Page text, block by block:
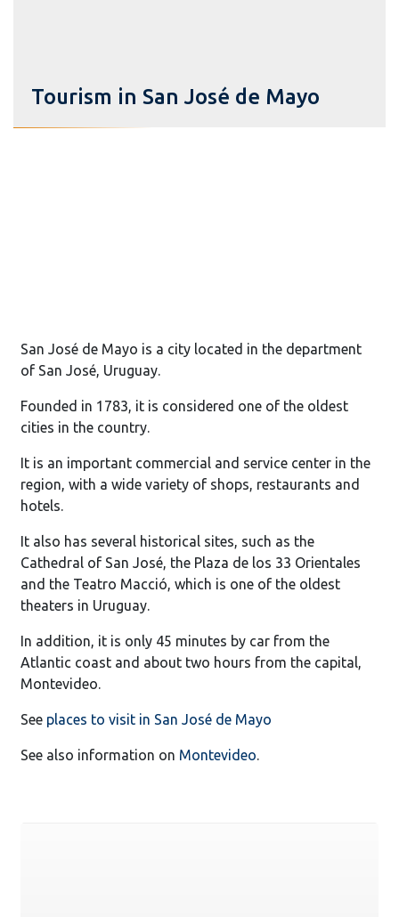
Tourism in San José de Mayo
San José de Mayo is a city located in the department
of San José, Uruguay.
Founded in 1783, it is considered one of the oldest
cities in the country.
It is an important commercial and service center in the
region, with a wide variety of shops, restaurants and
hotels.
It also has several historical sites, such as the
Cathedral of San José, the Plaza de los 33 Orientales
and the Teatro Macció, which is one of the oldest
theaters in Uruguay.
In addition, it is only 45 minutes by car from the
Atlantic coast and about two hours from the capital,
Montevideo.
See places to visit in San José de Mayo
See also information on Montevideo.